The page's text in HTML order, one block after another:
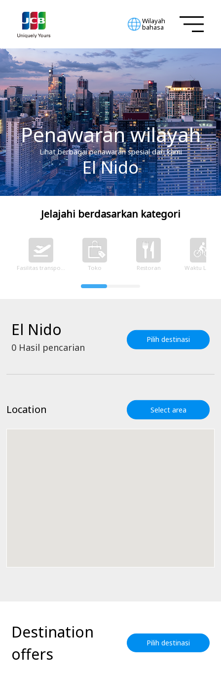
Wilayah
bahasa
Penawaran wilayah
Lihat berbagai penawaran spesial dari kami
El Nido
Jelajahi berdasarkan kategori
Fasilitas transportasi Toko Restoran Waktu Luang
El Nido
0 Hasil pencarian
Pilih destinasi
Location Select area
Destination
offers
Pilih destinasi